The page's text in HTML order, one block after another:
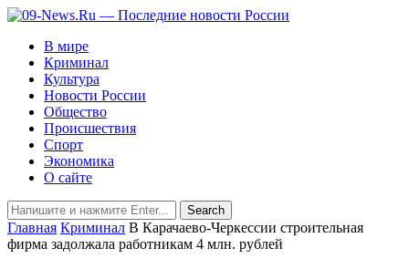
В мире
Криминал
Культура
Новости России
Общество
Происшествия
Спорт
Экономика
О сайте
Главная Криминал В Карачаево-Черкессии строительная
фирма задолжала работникам 4 млн. рублей